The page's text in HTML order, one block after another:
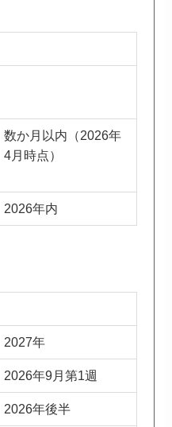
数か月以内（2026年
4月時点）
2026年内
2027年
2026年9月第1週
2026年後半